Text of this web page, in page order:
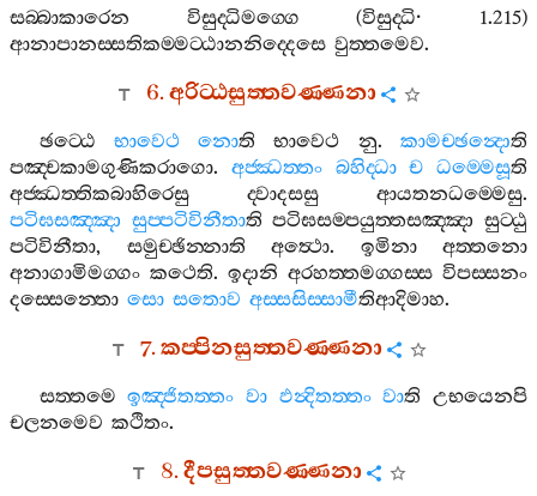
සබ‍්බාකාරෙන
විසුද‍්ධිමග‍්ගෙ (විසුද‍්ධි· 1.215)
ආනාපානස‍්සතිකම‍්මට‍්ඨානනිද‍්දෙසෙ වුත‍්තමෙව.
6.අරිට‍්ඨසුත‍්තවණ‍්ණනා
ඡට‍්ඨෙ භාවෙථ නොති භාවෙථ නු.කාමච‍්ඡන්‍දොති
පඤ‍්චකාමගුණිකරාගො. අජ‍්ඣත‍්තං බහිද‍්ධා ච ධම‍්මෙසූති
අජ‍්ඣත‍්තිකබාහිරෙසු
ද‍්වාදසසු ආයතනධම‍්මෙසු.
පටිඝසඤ‍්ඤා සුප‍්පටිවිනීතාති පටිඝසම‍්පයුත‍්තසඤ‍්ඤා සුට‍්ඨු
පටිවිනීතා, සමුච‍්ඡින‍්නාති අත්‍ථො. ඉමිනා
අත‍්තනො
අනාගාමිමග‍්ගං කථෙති. ඉදානි අරහත‍්තමග‍්ගස‍්ස විපස‍්සනං
දස‍්සෙන‍්තො සො සතොව අස‍්සසිස‍්සාමීතිආදිමාහ.
7.කප‍්පිනසුත‍්තවණ‍්ණනා
සත‍්තමෙ ඉඤ‍්ජිතත‍්තං වා ඵන්‍දිතත‍්තං වාති උභයෙනපි
චලනමෙව කථිතං.
8.දීපසුත‍්තවණ‍්ණනා